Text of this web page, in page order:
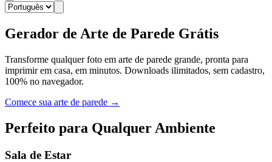
Gerador de Arte de Parede Grátis
Transforme qualquer foto em arte de parede grande, pronta para
imprimir em casa, em minutos. Downloads ilimitados, sem cadastro,
100% no navegador.
Comece sua arte de parede →
Perfeito para Qualquer Ambiente
Sala de Estar